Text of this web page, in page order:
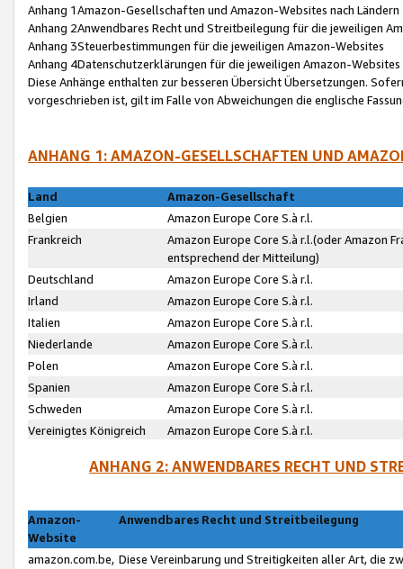
Anhang 1Amazon-Gesellschaften und Amazon-Websites nach Ländern
Anhang 2Anwendbares Recht und Streitbeilegung für die jeweiligen
Anhang 3Steuerbestimmungen für die jeweiligen Amazon-Websites
Anhang 4Datenschutzerklärungen für die jeweiligen Amazon-Websites
Diese Anhänge enthalten zur besseren Übersicht Übersetzungen.
vorgeschrieben ist, gilt im Falle von Abweichungen die englische
ANHANG 1: AMAZON-GESELLSCHAFTEN UND
Land
Amazon-Gesellschaft
Belgien
Amazon Europe Core S.à r.l.
Frankreich
Amazon Europe Core S.à r.l.(oder Amazon
entsprechend der Mitteilung)
Deutschland
Amazon Europe Core S.à r.l.
Irland
Amazon Europe Core S.à r.l.
Italien
Amazon Europe Core S.à r.l.
Niederlande
Amazon Europe Core S.à r.l.
Polen
Amazon Europe Core S.à r.l.
Spanien
Amazon Europe Core S.à r.l.
Schweden
Amazon Europe Core S.à r.l.
Vereinigtes Königreich
Amazon Europe Core S.à r.l.
ANHANG 2: ANWENDBARES RECHT UND
Amazon-
Website
Anwendbares Recht und Streitbeilegung
amazon.com.be, Diese Vereinbarung und Streitigkeiten aller Art, die